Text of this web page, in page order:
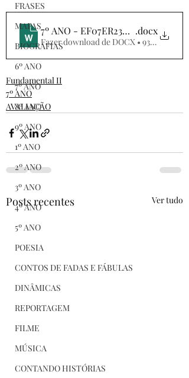
FRASES
MAPAS
BIOGRAFIAS
6º ANO
7º ANO
8º ANO
9º ANO
1º ANO
2º ANO
3º ANO
4º ANO
5º ANO
POESIA
CONTOS DE FADAS E FÁBULAS
DINÂMICAS
REPORTAGEM
FILME
MÚSICA
CONTANDO HISTÓRIAS
7º ANO - EF07ER23MG -.docx
Fazer download de DOCX • 933KB
Fundamental II
7º ANO
AVALIAÇÃO
Posts recentes Ver tudo